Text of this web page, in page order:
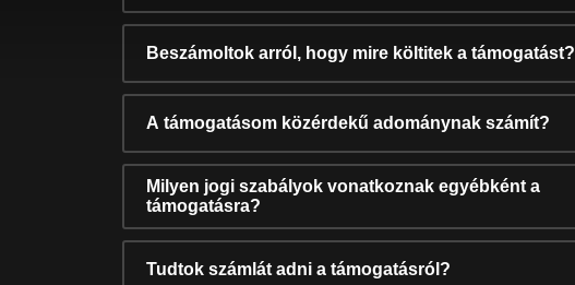
Beszámoltok arról, hogy mire költitek a támogatást?
A támogatásom közérdekű adománynak számít?
Milyen jogi szabályok vonatkoznak egyébként a
támogatásra?
Tudtok számlát adni a támogatásról?